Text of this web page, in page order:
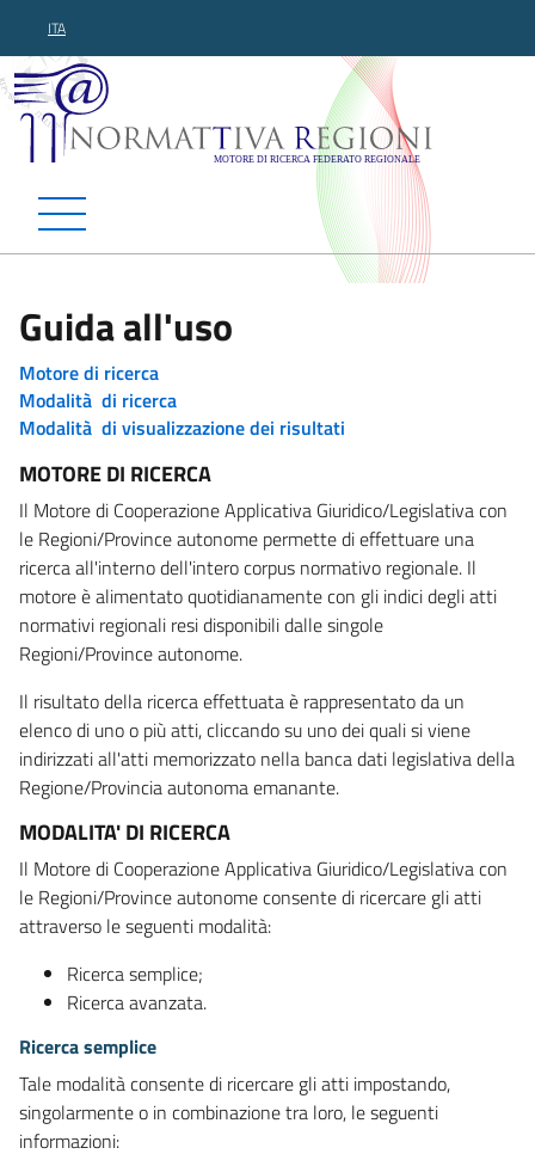
ITA
Normattiva Regioni -
Guida all'uso
Motore di ricerca
Modalità di ricerca
Modalità di visualizzazione dei risultati
MOTORE DI RICERCA
Il Motore di Cooperazione Applicativa Giuridico/Legislativa con
le Regioni/Province autonome permette di effettuare una
ricerca all'interno dell'intero corpus normativo regionale. Il
motore è alimentato quotidianamente con gli indici degli atti
normativi regionali resi disponibili dalle singole
Regioni/Province autonome.
Il risultato della ricerca effettuata è rappresentato da un
elenco di uno o più atti, cliccando su uno dei quali si viene
indirizzati all'atti memorizzato nella banca dati legislativa della
Regione/Provincia autonoma emanante.
MODALITA' DI RICERCA
Il Motore di Cooperazione Applicativa Giuridico/Legislativa con
le Regioni/Province autonome consente di ricercare gli atti
attraverso le seguenti modalità:
Ricerca semplice;
Ricerca avanzata.
Ricerca semplice
Tale modalità consente di ricercare gli atti impostando,
singolarmente o in combinazione tra loro, le seguenti
informazioni: